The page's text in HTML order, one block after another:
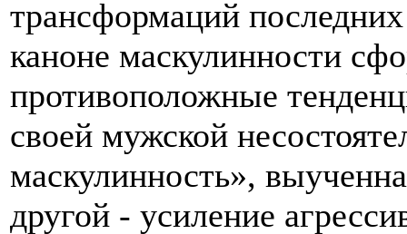
трансформаций
каноне маскулинности
противоположные
своей мужской
маскулинность»,
другой - усиление